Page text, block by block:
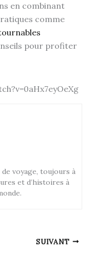
en combinant
comme
pour profiter
voyage, toujours à
et d’histoires à
SUIVANT